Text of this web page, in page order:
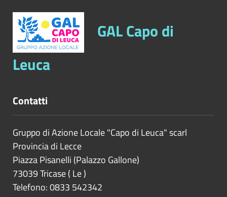
GAL Capo di
Leuca
Contatti
Gruppo di Azione Locale "Capo di Leuca" scarl
Provincia di Lecce
Piazza Pisanelli (Palazzo Gallone)
73039Tricase( Le)
Telefono: 0833 542342